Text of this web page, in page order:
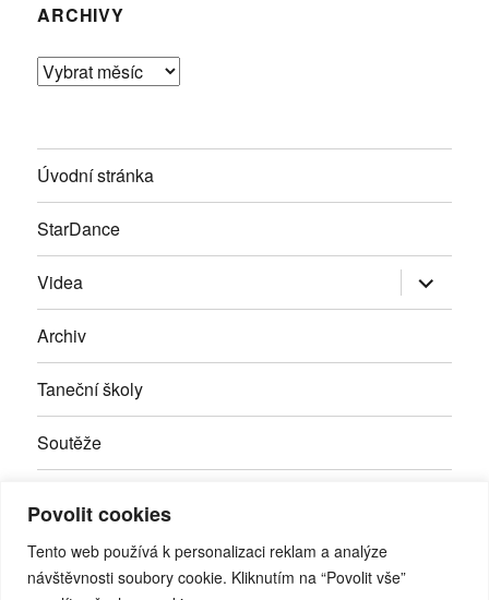
Povolit cookies
Tento web používá k personalizaci reklam a analýze
návštěvnosti soubory cookie. Kliknutím na “Povolit vše”
ARCHIVY
Archivy
Úvodní stránka
StarDance
Videa Zobrazit
položky
Archiv
Taneční školy
Soutěže
Kontakty